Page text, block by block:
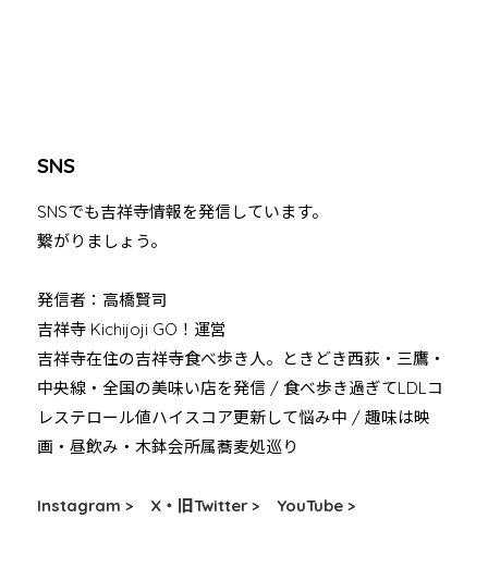
SNS
SNSでも吉祥寺情報を発信しています。
繋がりましょう。
発信者：高橋賢司
吉祥寺 Kichijoji GO！運営
吉祥寺在住の吉祥寺食べ歩き人。ときどき西荻・三鷹・
中央線・全国の美味い店を発信 / 食べ歩き過ぎてLDLコ
レステロール値ハイスコア更新して悩み中 / 趣味は映
画・昼飲み・木鉢会所属蕎麦処巡り
Instagram > X・旧Twitter > YouTube >